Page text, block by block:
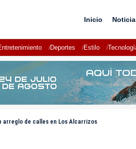
Inicio
Deportes Estilo
arreglo de calles en Los Alcarrizos